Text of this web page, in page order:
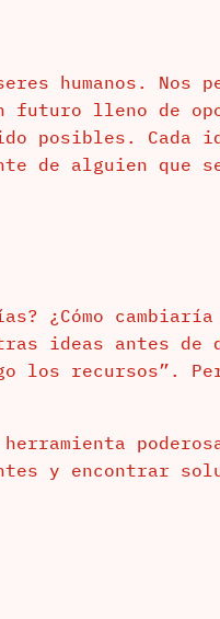
humanos.
lleno de
posibles. Cada
de alguien que
¿Cómo
ideas antes de
los recursos”.
y encontrar